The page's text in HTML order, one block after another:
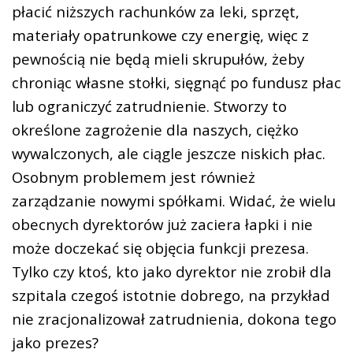
płacić niższych rachunków za leki, sprzęt,
materiały opatrunkowe czy energię, więc z
pewnością nie będą mieli skrupułów, żeby
chroniąc własne stołki, sięgnąć po fundusz płac
lub ograniczyć zatrudnienie. Stworzy to
określone zagrożenie dla naszych, ciężko
wywalczonych, ale ciągle jeszcze niskich płac.
Osobnym problemem jest również
zarządzanie nowymi spółkami. Widać, że wielu
obecnych dyrektorów już zaciera łapki i nie
może doczekać się objęcia funkcji prezesa.
Tylko czy ktoś, kto jako dyrektor nie zrobił dla
szpitala czegoś istotnie dobrego, na przykład
nie zracjonalizował zatrudnienia, dokona tego
jako prezes?